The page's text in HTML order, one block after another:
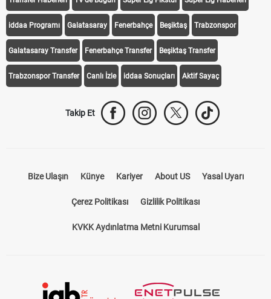
iddaa Programı Galatasaray Fenerbahçe Beşiktaş Trabzonspor
Galatasaray Transfer Fenerbahçe Transfer Beşiktaş Transfer
Trabzonspor Transfer Canlı İzle iddaa Sonuçları Aktif Sayaç
Takip Et
Bize Ulaşın Künye Kariyer About US Yasal Uyarı
Çerez Politikası Gizlilik Politikası
KVKK Aydınlatma Metni Kurumsal